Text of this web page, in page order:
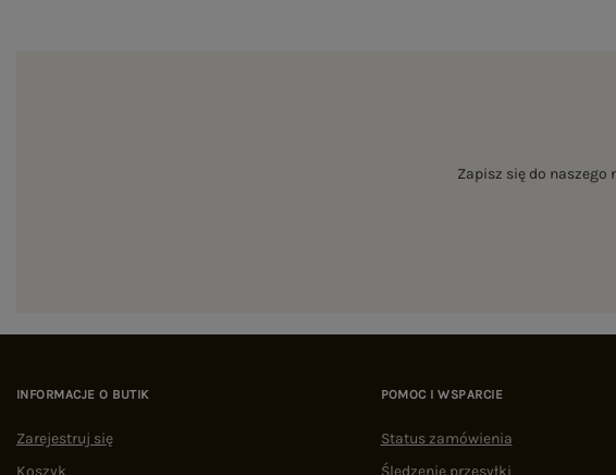
Zapisz się do naszego
INFORMACJE O BUTIK
Zarejestruj się
Koszyk
POMOC I WSPARCIE
Status zamówienia
Śledzenie przesyłki